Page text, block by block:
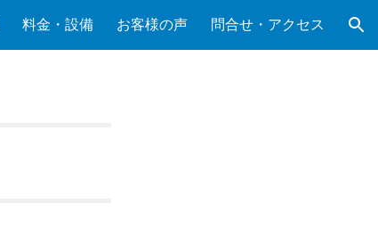
料金・設備 お客様の声 問合せ・アクセス